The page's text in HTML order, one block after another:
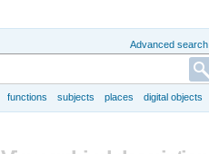
Advanced search
functions subjects places digital objects